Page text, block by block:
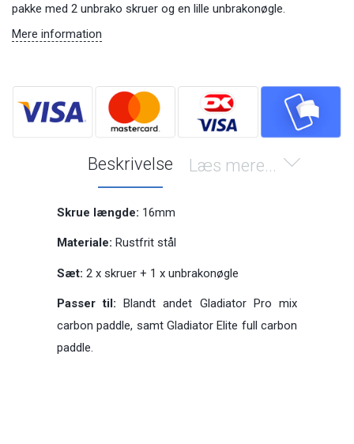
pakke med 2 unbrako skruer og en lille unbrakonøgle.
Mere information
Læs mere...
Beskrivelse
Skrue længde: 16mm
Materiale: Rustfrit stål
Sæt: 2 x skruer + 1 x unbrakonøgle
Passer til: Blandt andet Gladiator Pro mix
carbon paddle, samt Gladiator Elite full carbon
paddle.